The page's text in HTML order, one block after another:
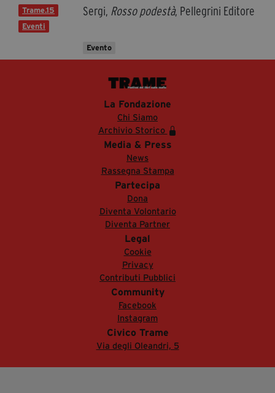
Trame.15
Eventi
Sergi, Rosso podestà, Pellegrini Editore
Evento
La Fondazione
Chi Siamo
Archivio Storico
Media & Press
News
Rassegna Stampa
Partecipa
Dona
Diventa Volontario
Diventa Partner
Legal
Cookie
Privacy
Contributi Pubblici
Community
Facebook
Instagram
Civico Trame
Via degli Oleandri, 5